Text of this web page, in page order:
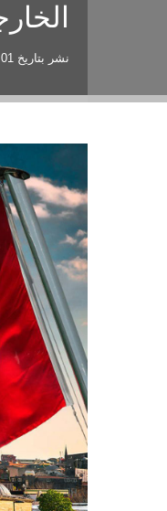
نشر بتاريخ 01 مايو 2021